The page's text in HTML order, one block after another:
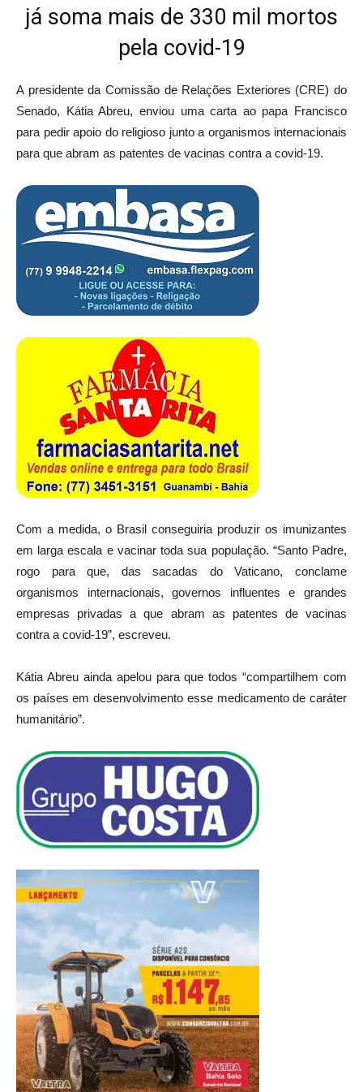
já soma mais de 330 mil mortos
pela covid-19
A presidente da Comissão de Relações Exteriores (CRE) do
Senado, Kátia Abreu, enviou uma carta ao papa Francisco
para pedir apoio do religioso junto a organismos internacionais
para que abram as patentes de vacinas contra a covid-19.
Com a medida, o Brasil conseguiria produzir os imunizantes
em larga escala e vacinar toda sua população. “Santo Padre,
rogo para que, das sacadas do Vaticano, conclame
organismos internacionais, governos influentes e grandes
empresas privadas a que abram as patentes de vacinas
contra a covid-19”, escreveu.
Kátia Abreu ainda apelou para que todos “compartilhem com
os países em desenvolvimento esse medicamento de caráter
humanitário”.